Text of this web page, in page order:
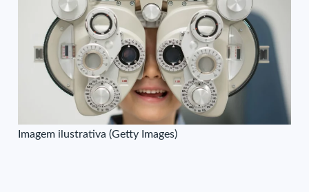
Imagem ilustrativa (Getty Images)